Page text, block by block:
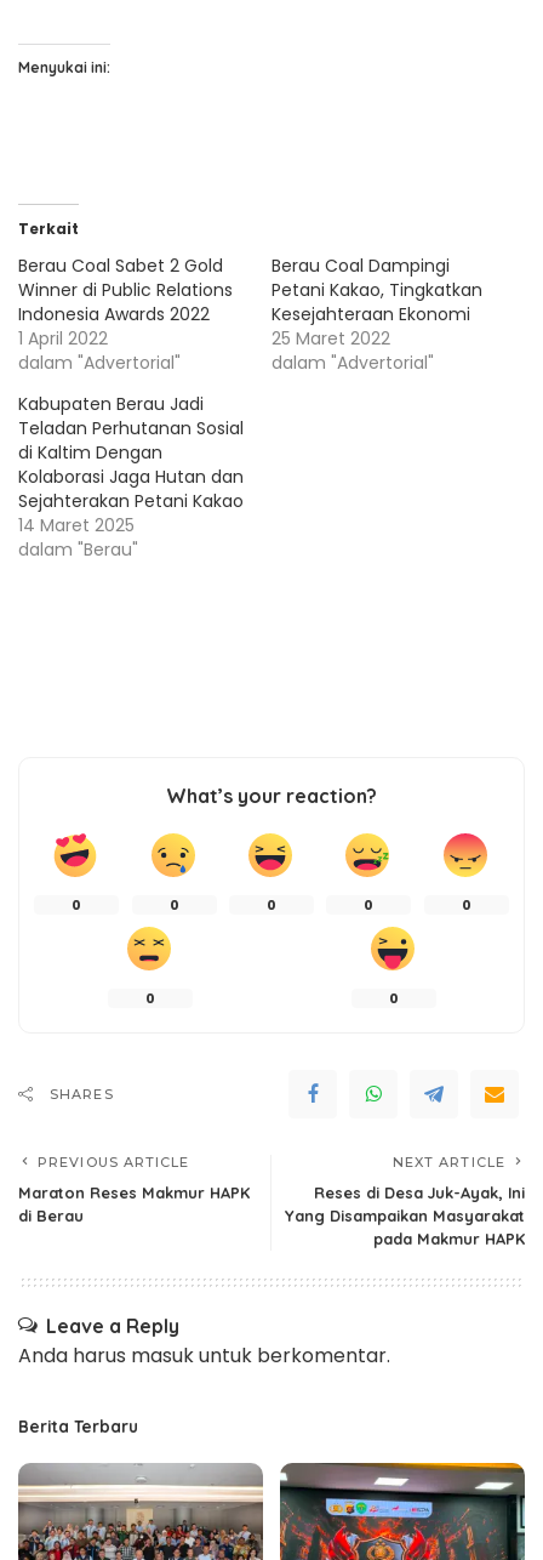
Menyukai ini:
Terkait
Berau Coal Sabet 2 Gold
Winner di Public Relations
Indonesia Awards 2022
1 April 2022
dalam "Advertorial"
Berau Coal Dampingi
Petani Kakao, Tingkatkan
Kesejahteraan Ekonomi
25 Maret 2022
dalam "Advertorial"
Kabupaten Berau Jadi
Teladan Perhutanan Sosial
di Kaltim Dengan
Kolaborasi Jaga Hutan dan
Sejahterakan Petani Kakao
14 Maret 2025
dalam "Berau"
What’s your reaction?
0 0 0 0 0
0 0
SHARES
PREVIOUS ARTICLE
Maraton Reses Makmur HAPK
di Berau
NEXT ARTICLE
Reses di Desa Juk-Ayak, Ini
Yang Disampaikan Masyarakat
pada Makmur HAPK
Leave a Reply
Anda harus masukuntuk berkomentar.
Berita Terbaru